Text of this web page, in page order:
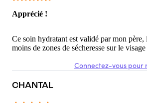
Apprécié !
Ce soin hydratant est validé par mon
moins de zones de sécheresse sur le
Connectez-vous pour
CHANTAL